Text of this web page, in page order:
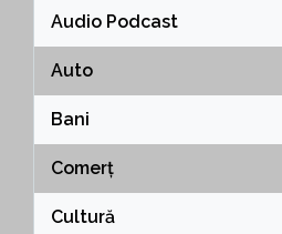
Audio Podcast
Auto
Bani
Comerț
Cultură